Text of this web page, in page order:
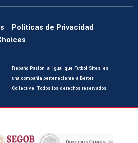
Políticas de Privacidad
Rebaño Pasión, al igual que Futbol Sites, es
una compañía perteneciente a Better
Collective. Todos los derechos reservados.